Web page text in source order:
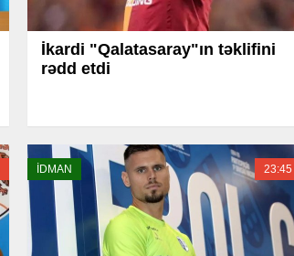
İkardi "Qalatasaray"ın təklifini
rədd etdi
İDMAN 23:45